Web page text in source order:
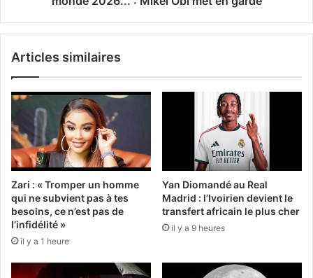
Articles similaires
Zari : « Tromper un homme
qui ne subvient pas à tes
besoins, ce n’est pas de
l’infidélité »
il y a 1 heure
Yan Diomandé au Real
Madrid : l’Ivoirien devient le
transfert africain le plus cher
il y a 9 heures